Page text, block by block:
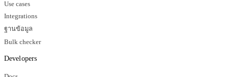
Use cases
Integrations
ฐานข้อมูล
Bulk checker
Developers